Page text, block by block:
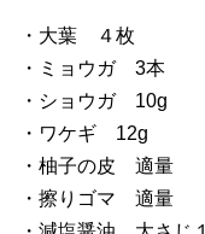
・大葉 ４枚
・ミョウガ 3本
・ショウガ 10g
・ワケギ 12g
・柚子の皮 適量
・擦りゴマ 適量